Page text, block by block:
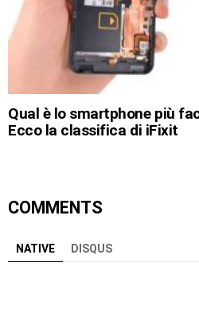
Qual è lo smartphone più
Ecco la classifica di iFixit
COMMENTS
NATIVE DISQUS